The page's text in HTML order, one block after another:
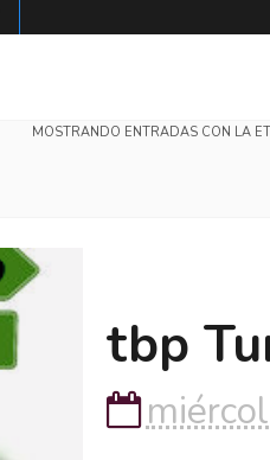
MOSTRANDO ENTRADAS CON LA
tbp